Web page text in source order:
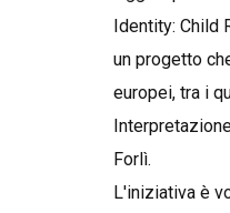
Identity: Child
un progetto
europei, tra i
Forlì.
L'iniziativa è